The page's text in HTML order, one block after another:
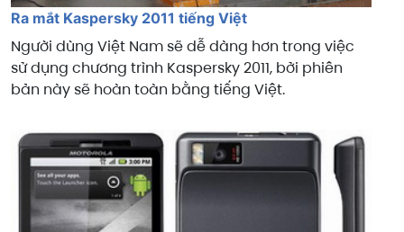
Ra mắt Kaspersky 2011 tiếng Việt
Người dùng Việt Nam sẽ dễ dàng hơn trong việc
sử dụng chương trình Kaspersky 2011, bởi phiên
bản này sẽ hoàn toàn bằng tiếng Việt.